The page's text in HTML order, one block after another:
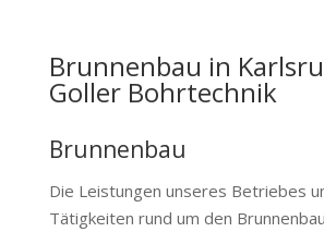
Brunnenbau in
Goller Bohrtechnik
Brunnenbau
Die Leistungen unseres Betriebes
Tätigkeiten rund um den